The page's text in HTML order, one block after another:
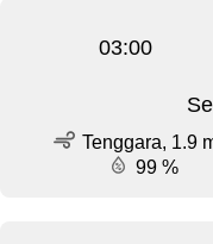
03:00
Tenggara, 1.9
99 %